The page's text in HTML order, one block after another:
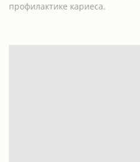
профилактике кариеса.